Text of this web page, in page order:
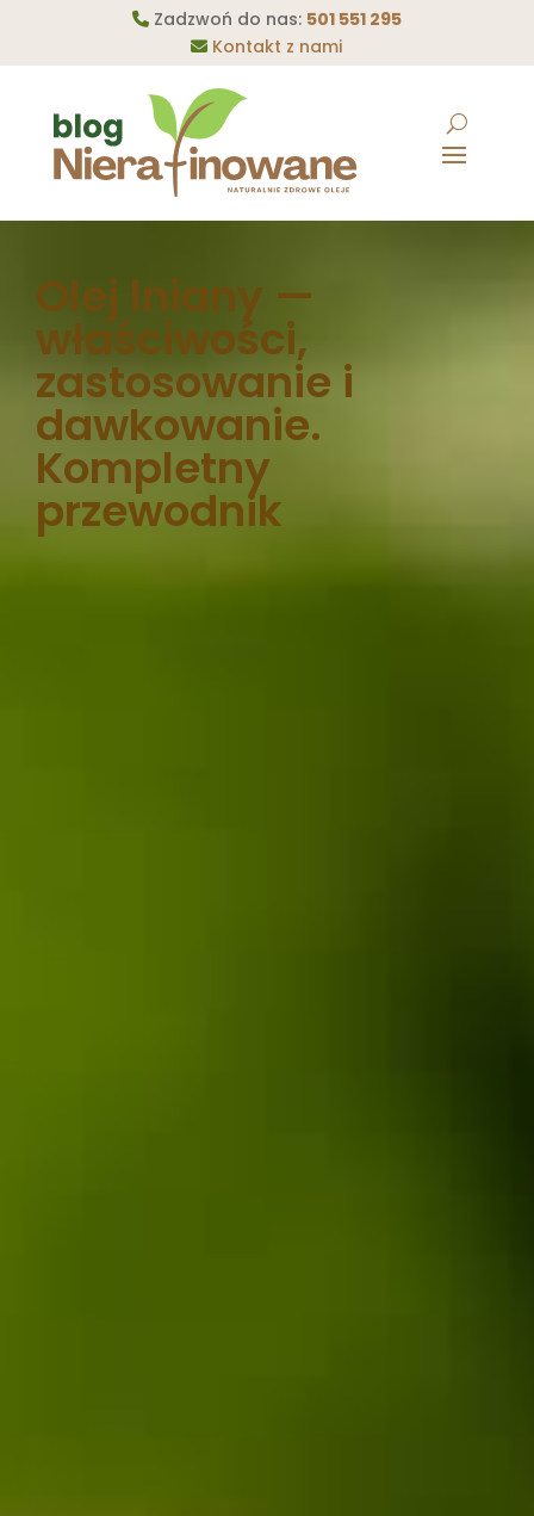
Zadzwoń do nas: 501 551 295
Kontakt z nami
Olej lniany —
właściwości,
zastosowanie i
dawkowanie.
Kompletny
przewodnik